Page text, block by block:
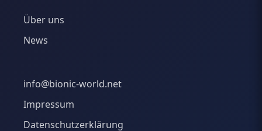
Über uns
News
info@bionic-world.net
Impressum
Datenschutzerklärung